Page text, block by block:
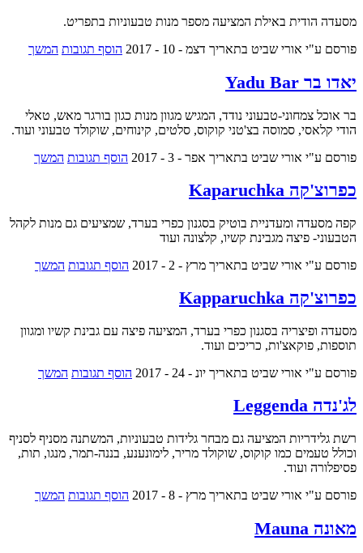
מסעדה הודית באילת המציעה מספר מנות טבעוניות בתפריט.
פורסם ע"י אורי שביט בתאריך דצמ - 10 - 2017 הוסף תגובות המשך
יאדו בר Yadu Bar
בר אוכל צמחוני-טבעוני נודד, המגיש מגוון מנות כגון בורגר מאש, טאלי
הודי קלאסי, סמוסה בצ'טני קוקוס, סלטים, קינוחים, שוקולד טבעוני ועוד.
פורסם ע"י אורי שביט בתאריך אפר - 3 - 2017 הוסף תגובות המשך
כפרוצ'קה Kaparuchka
קפה מסעדה ומעדניית בוטיק בסגנון כפרי בערד, שמציעים גם מנות לקהל
הטבעוני- פיצה מגבינת קשיו, קלצונה ועוד
פורסם ע"י אורי שביט בתאריך מרץ - 2 - 2017 הוסף תגובות המשך
כפרוצ'קה Kapparuchka
מסעדה ופיצריה בסגנון כפרי בערד, המציעה פיצה עם גבינת קשיו ומגוון
תוספות, פוקאצ'ות, כריכים ועוד.
פורסם ע"י אורי שביט בתאריך יונ - 24 - 2017 הוסף תגובות המשך
לג'נדה Leggenda
רשת גלידריות המציעה גם מבחר גלידות טבעוניות, המשתנה מסניף לסניף
וכולל טעמים כמו קוקוס, שוקולד מריר, לימונענע, בננה-תמר, מנגו, תות,
פסיפלורה ועוד.
פורסם ע"י אורי שביט בתאריך מרץ - 8 - 2017 הוסף תגובות המשך
מאונה Mauna